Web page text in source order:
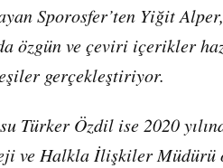
Sporosfer’ten Yiğit
özgün ve çeviri içerikler
gerçekleştiriyor.
Türker Özdil ise 2020
ve Halkla İlişkiler Müdürü